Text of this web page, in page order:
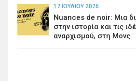
17 ΙΟΥΛΊΟΥ 2026
Nuances de noir: Μια
στην ιστορία και τις
αναρχισμού, στη Μονς